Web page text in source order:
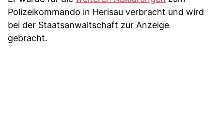
Polizeikommando in Herisau verbracht und wird
bei der Staatsanwaltschaft zur Anzeige
gebracht.